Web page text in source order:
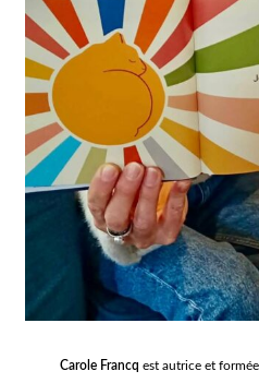
Carole Francqest autrice et